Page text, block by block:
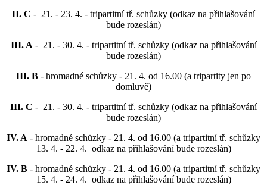
II. C - 21. - 23. 4. - tripartitní tř. schůzky (odkaz na přihlašování
bude rozeslán)
III. A - 21. - 30. 4. - tripartitní tř. schůzky (odkaz na přihlašování
bude rozeslán)
III. B - hromadné schůzky - 21. 4. od 16.00 (a tripartity jen po
domluvě)
III. C - 21. - 30. 4. - tripartitní tř. schůzky (odkaz na přihlašování
bude rozeslán)
IV. A - hromadné schůzky - 21. 4. od 16.00 (a tripartitní tř. schůzky
13. 4. - 22. 4. odkaz na přihlašování bude rozeslán)
IV. B - hromadné schůzky - 21. 4. od 16.00 (a tripartitní tř. schůzky
15. 4. - 24. 4. odkaz na přihlašování bude rozeslán)